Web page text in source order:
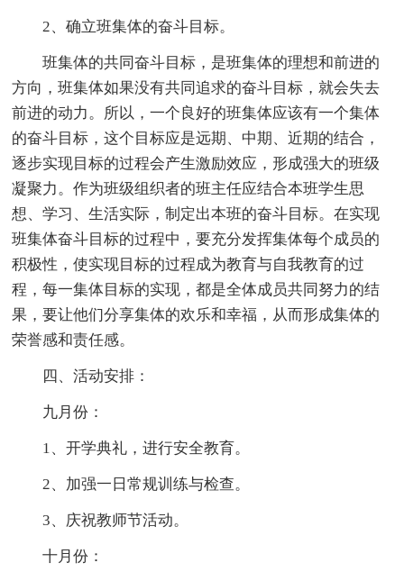
2、确立班集体的奋斗目标。
班集体的共同奋斗目标，是班集体的理想和前进的
方向，班集体如果没有共同追求的奋斗目标，就会失去
前进的动力。所以，一个良好的班集体应该有一个集体
的奋斗目标，这个目标应是远期、中期、近期的结合，
逐步实现目标的过程会产生激励效应，形成强大的班级
凝聚力。作为班级组织者的班主任应结合本班学生思
想、学习、生活实际，制定出本班的奋斗目标。在实现
班集体奋斗目标的过程中，要充分发挥集体每个成员的
积极性，使实现目标的过程成为教育与自我教育的过
程，每一集体目标的实现，都是全体成员共同努力的结
果，要让他们分享集体的欢乐和幸福，从而形成集体的
荣誉感和责任感。
四、活动安排：
九月份：
1、开学典礼，进行安全教育。
2、加强一日常规训练与检查。
3、庆祝教师节活动。
十月份：